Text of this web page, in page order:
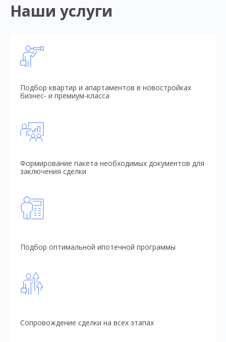
Наши услуги
Подбор квартир и апартаментов в новостройках
бизнес- и премиум-класса
Формирование пакета необходимых документов для
заключения сделки
Подбор оптимальной ипотечной программы
Сопровождение сделки на всех этапах